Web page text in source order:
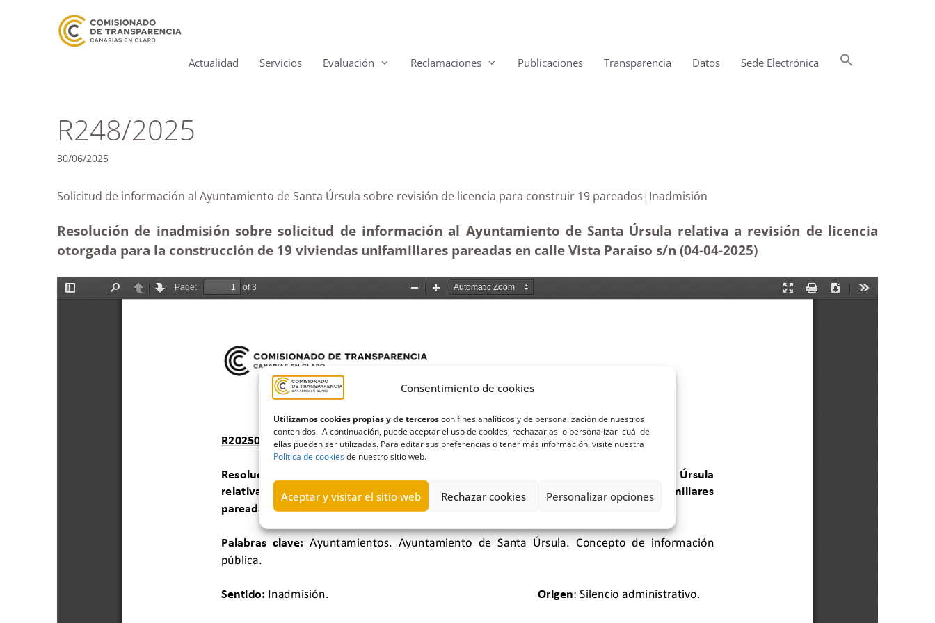
Consentimiento de cookies
Utilizamos cookies propias y de terceroscon fines analíticos y de personalización de nuestros
contenidos. A continuación, puede aceptar el uso de cookies, rechazarlas o personalizar cuál de
ellas pueden ser utilizadas. Para editar sus preferencias o tener más información, visite nuestra
Política de cookiesde nuestro sitio web.
Aceptar y visitar el sitio web Rechazar cookies Personalizar opciones
Actualidad Servicios Evaluación Reclamaciones Publicaciones Transparencia Datos Sede Electrónica
R248/2025
30/06/2025
Solicitud de información al Ayuntamiento de Santa Úrsula sobre revisión de licencia para construir 19 pareados|Inadmisión
Resolución de inadmisión sobre solicitud de información al Ayuntamiento de Santa Úrsula relativa a revisión de licencia
otorgada para la construcción de 19 viviendas unifamiliares pareadas en calle Vista Paraíso s/n (04-04-2025)